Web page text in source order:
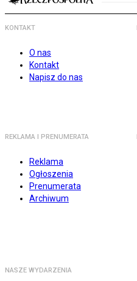
KONTAKT
O nas
Kontakt
Napisz do nas
REKLAMA I PRENUMERATA
Reklama
Ogłoszenia
Prenumerata
Archiwum
NASZE WYDARZENIA